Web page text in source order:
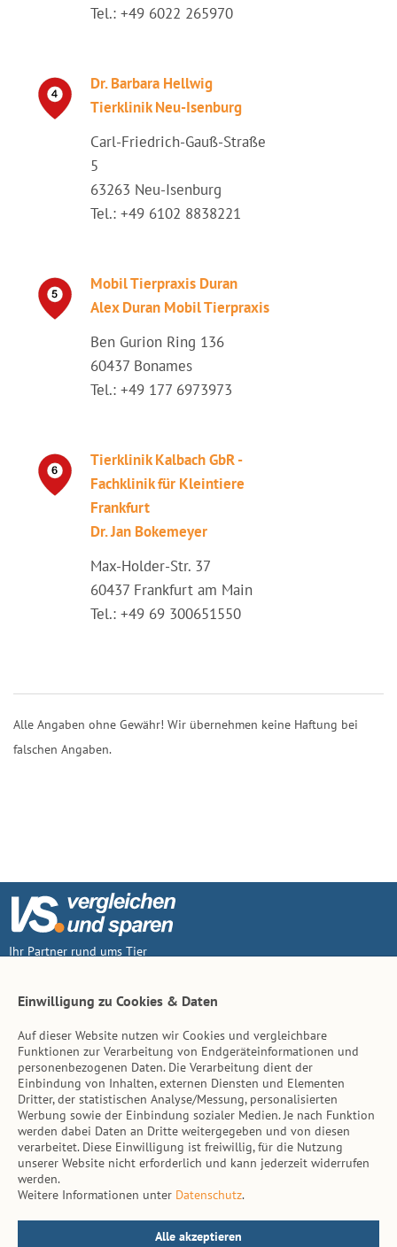
Tel.: +49 6022 265970
Dr. Barbara Hellwig
Tierklinik Neu-Isenburg
Carl-Friedrich-Gauß-Straße
5
63263 Neu-Isenburg
Tel.: +49 6102 8838221
Mobil Tierpraxis Duran
Alex Duran Mobil Tierpraxis
Ben Gurion Ring 136
60437 Bonames
Tel.: +49 177 6973973
Tierklinik Kalbach GbR -
Fachklinik für Kleintiere
Frankfurt
Dr. Jan Bokemeyer
Max-Holder-Str. 37
60437 Frankfurt am Main
Tel.: +49 69 300651550
Alle Angaben ohne Gewähr! Wir übernehmen keine Haftung bei
falschen Angaben.
Ihr Partner rund ums Tier
Inhalt
Tierarzt-Suche
Hinweise
AGB
Impressum
Datenschutz
Kontakt
Einwilligung zu Cookies & Daten
Auf dieser Website nutzen wir Cookies und vergleichbare
Funktionen zur Verarbeitung von Endgeräteinformationen und
personenbezogenen Daten. Die Verarbeitung dient der
Einbindung von Inhalten, externen Diensten und Elementen
Dritter, der statistischen Analyse/Messung, personalisierten
Werbung sowie der Einbindung sozialer Medien. Je nach Funktion
werden dabei Daten an Dritte weitergegeben und von diesen
verarbeitet. Diese Einwilligung ist freiwillig, für die Nutzung
unserer Website nicht erforderlich und kann jederzeit widerrufen
werden.
Weitere Informationen unter Datenschutz.
Alle akzeptieren